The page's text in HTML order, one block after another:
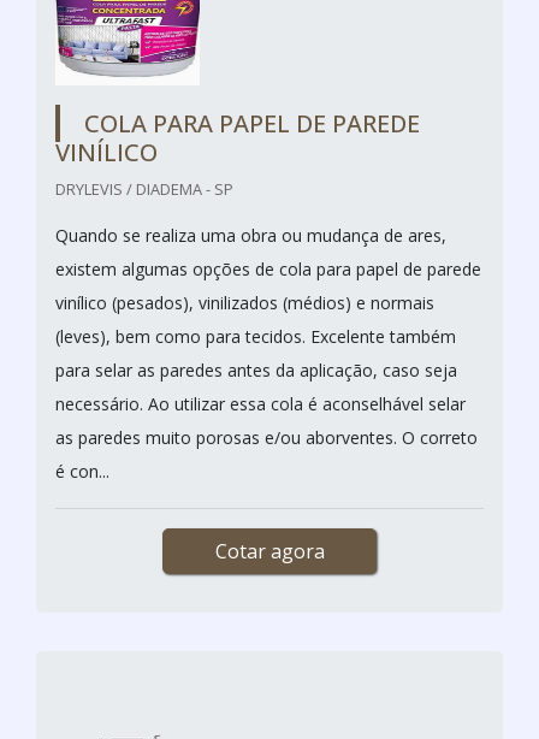
COLA PARA PAPEL DE PAREDE
VINÍLICO
DRYLEVIS / DIADEMA - SP
Quando se realiza uma obra ou mudança de ares,
existem algumas opções de cola para papel de parede
vinílico (pesados), vinilizados (médios) e normais
(leves), bem como para tecidos. Excelente também
para selar as paredes antes da aplicação, caso seja
necessário. Ao utilizar essa cola é aconselhável selar
as paredes muito porosas e/ou aborventes. O correto
é con...
Cotar agora